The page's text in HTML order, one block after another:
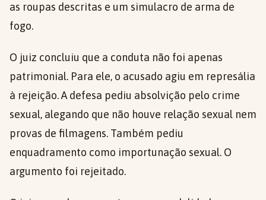
as roupas descritas e um simulacro de arma de
fogo.
O juiz concluiu que a conduta não foi apenas
patrimonial. Para ele, o acusado agiu em represália
à rejeição. A defesa pediu absolvição pelo crime
sexual, alegando que não houve relação sexual nem
provas de filmagens. Também pediu
enquadramento como importunação sexual. O
argumento foi rejeitado.